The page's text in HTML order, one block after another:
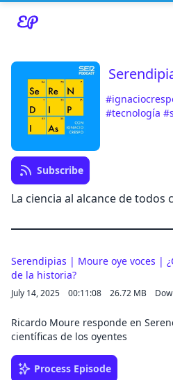
Read about our content
#tecnología
Subscribe
La ciencia al alcance de todos
Serendipias | Moure oye voces |
de la historia?
July 14, 2025 00:11:08 26.72 MB
Ricardo Moure responde en
científicas de los oyentes
Process Episode